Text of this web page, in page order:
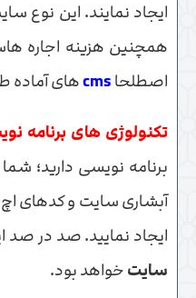
ایجاد نمایند. این نوع
همچنین هزینه اجاره
اصطلحاcmsهای آماده
تکنولوژی های برنامه
برنامه نویسی دارید؛
آبشاری سایت و کدهای
ایجاد نمایید. صد در صد
سایتخواهد بود.